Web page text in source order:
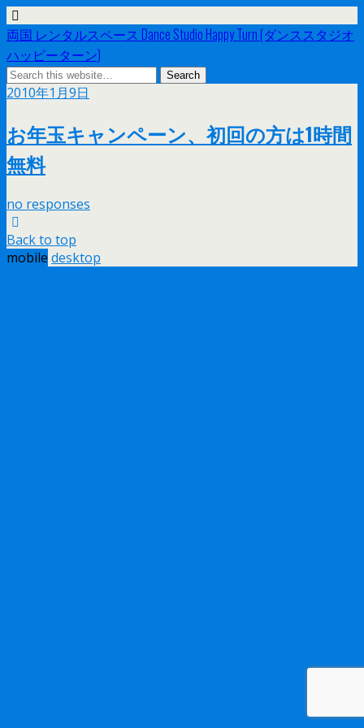
両国 レンタルスペース Dance Studio Happy Turn (ダンススタジオ
ハッピーターン)
2010年1月9日
お年玉キャンペーン、初回の方は1時間
無料
no responses
Back to top
mobile desktop